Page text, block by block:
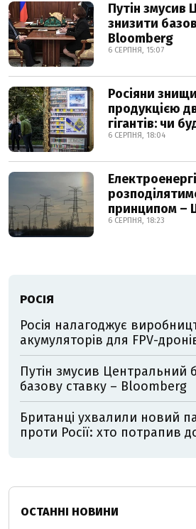
Путін змусив
знизити
Bloomberg
6 СЕРПНЯ, 15:07
Росіяни
продукцією
гігантів: чи
6 СЕРПНЯ, 18:04
принципом –
6 СЕРПНЯ, 18:23
РОСІЯ
Росія налагоджує
акумуляторів для FPV-
Путін змусив Центральний
базову ставку – Bloomberg
Британці ухвалили новий
проти Росії: хто потрапив
ОСТАННІ НОВИНИ